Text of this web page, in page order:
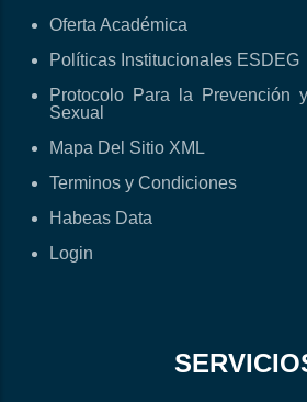
Oferta Académica
Políticas Institucionales ESDEG
Protocolo Para la Prevención
Sexual
Mapa Del Sitio XML
Terminos y Condiciones
Habeas Data
Login